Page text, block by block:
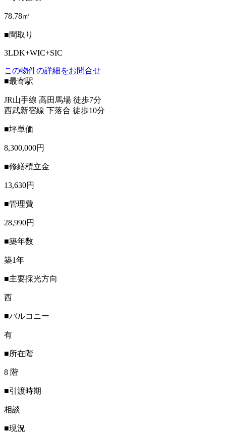
78.78㎡
■間取り
3LDK+WIC+SIC
この物件の詳細をお問合せ
■最寄駅
JR山手線 高田馬場 徒歩7分
西武新宿線 下落合 徒歩10分
■坪単価
8,300,000円
■修繕積立金
13,630円
■管理費
28,990円
■築年数
築1年
■主要採光方向
西
■バルコニー
有
■所在階
8 階
■引渡時期
相談
■現況